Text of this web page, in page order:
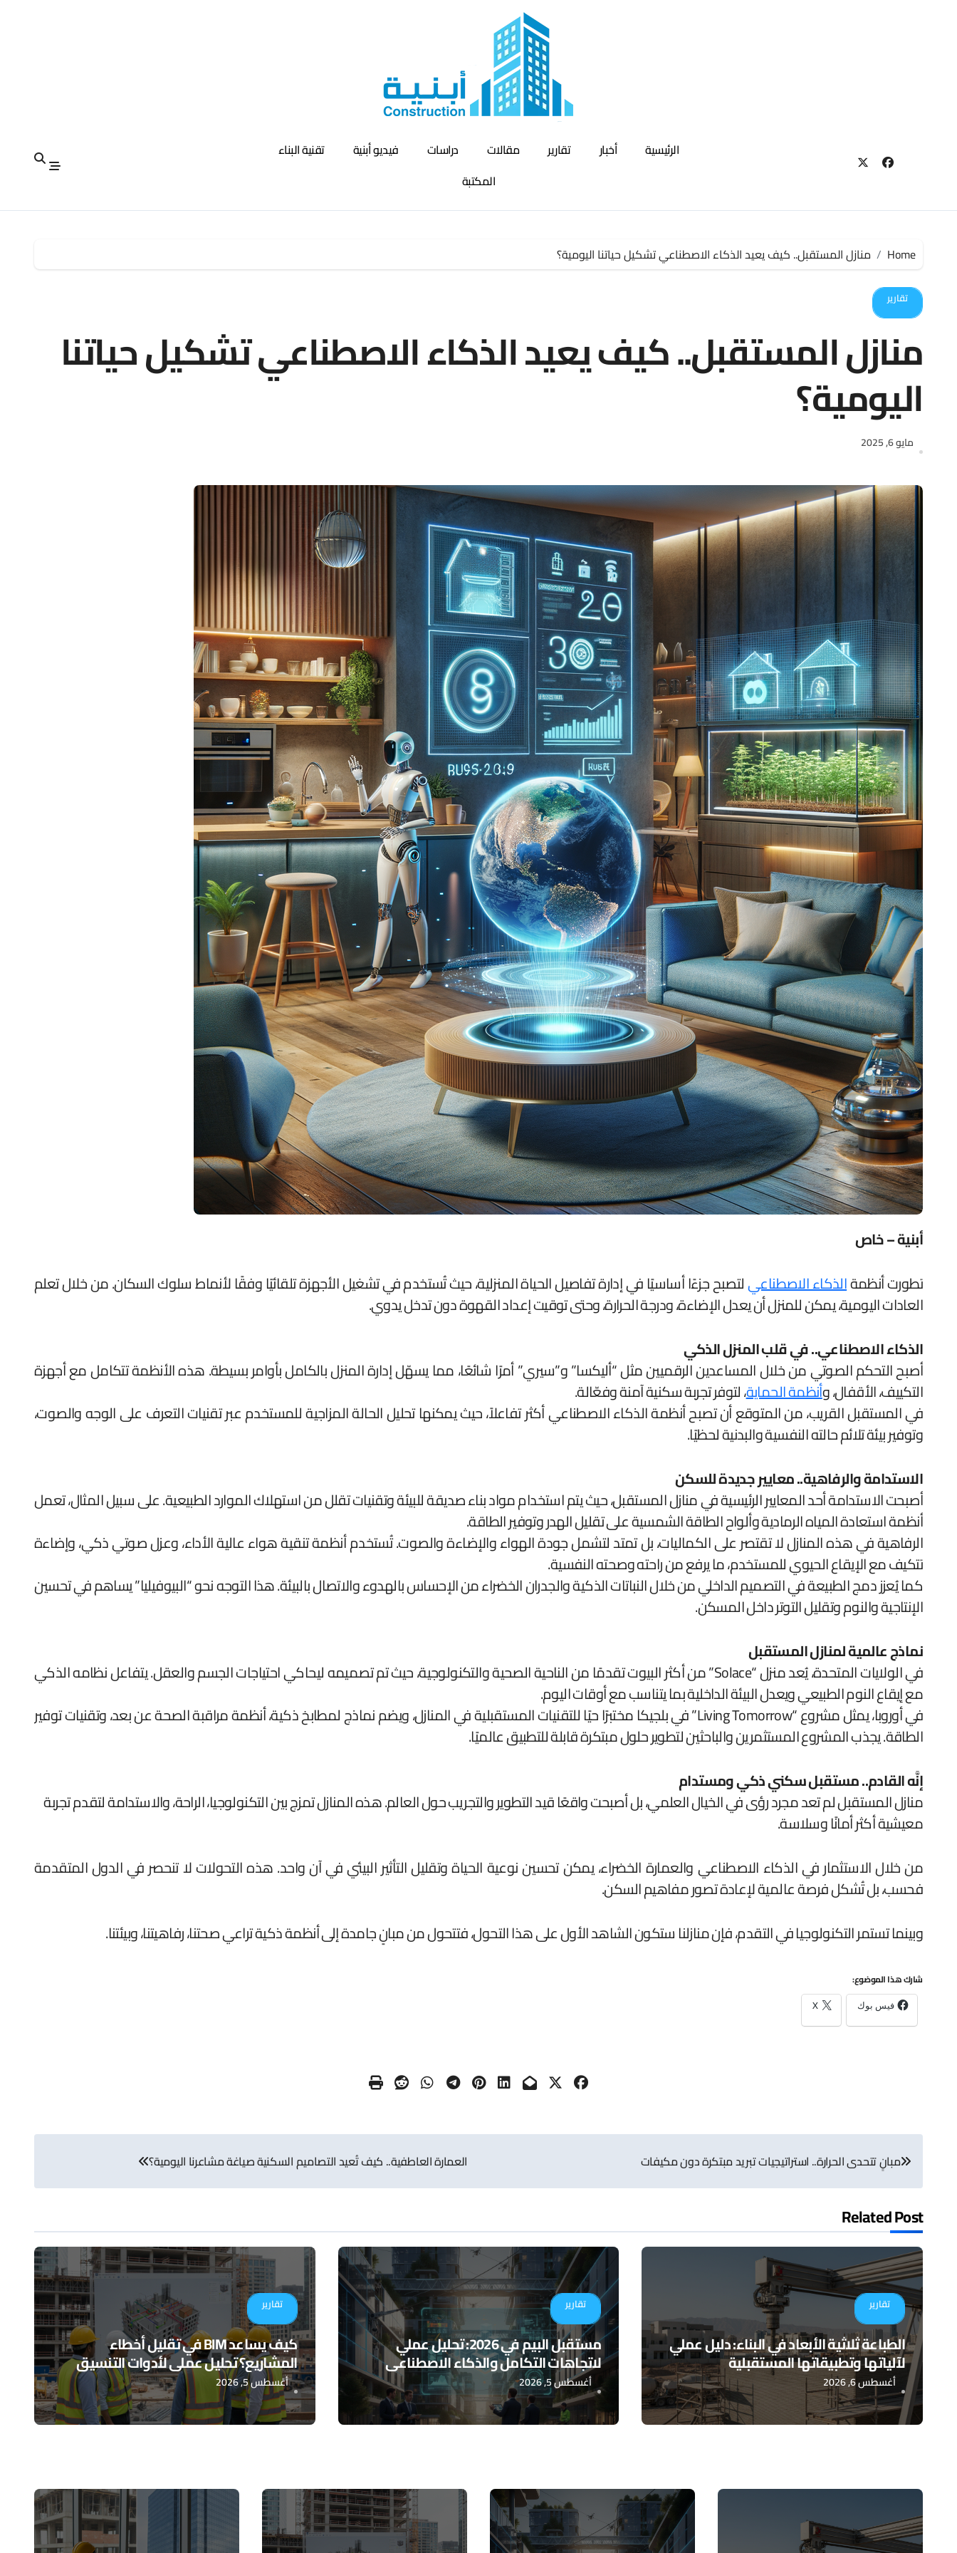
الرئيسية أخبار تقارير مقالات دراسات فيديو أبنية
تقنية البناء
المكتبة
Home منازل المستقبل.. كيف يعيد الذكاء الاصطناعي تشكيل حياتنا اليومية؟
تقارير
منازل المستقبل.. كيف يعيد الذكاء الاصطناعي تشكيل حياتنا
اليومية؟
مايو 6, 2025
أبنية – خاص
تطورت أنظمةالذكاء الاصطناعيلتصبح جزءًا أساسيًا في إدارة تفاصيل الحياة المنزلية، حيث تُستخدم في تشغيل الأجهزة تلقائيًا وفقًا لأنماط سلوك السكان. من خلال تعلم
العادات اليومية، يمكن للمنزل أن يعدل الإضاءة، ودرجة الحرارة، وحتى توقيت إعداد القهوة دون تدخل يدوي.
الذكاء الاصطناعي.. في قلب المنزل الذكي
أصبح التحكم الصوتي من خلال المساعدين الرقميين مثل “أليكسا” و”سيري” أمرًا شائعًا، مما يسهّل إدارة المنزل بالكامل بأوامر بسيطة. هذه الأنظمة تتكامل مع أجهزة
التكييف، الأقفال، وأنظمة الحماية، لتوفر تجربة سكنية آمنة وفعّالة.
في المستقبل القريب، من المتوقع أن تصبح أنظمة الذكاء الاصطناعي أكثر تفاعلاً، حيث يمكنها تحليل الحالة المزاجية للمستخدم عبر تقنيات التعرف على الوجه والصوت،
وتوفير بيئة تلائم حالته النفسية والبدنية لحظيًا.
الاستدامة والرفاهية.. معايير جديدة للسكن
أصبحت الاستدامة أحد المعايير الرئيسية في منازل المستقبل، حيث يتم استخدام مواد بناء صديقة للبيئة وتقنيات تقلل من استهلاك الموارد الطبيعية. على سبيل المثال، تعمل
أنظمة استعادة المياه الرمادية وألواح الطاقة الشمسية على تقليل الهدر وتوفير الطاقة.
الرفاهية في هذه المنازل لا تقتصر على الكماليات، بل تمتد لتشمل جودة الهواء والإضاءة والصوت. تُستخدم أنظمة تنقية هواء عالية الأداء، وعزل صوتي ذكي، وإضاءة
تتكيف مع الإيقاع الحيوي للمستخدم، ما يرفع من راحته وصحته النفسية.
كما يُعزز دمج الطبيعة في التصميم الداخلي من خلال النباتات الذكية والجدران الخضراء من الإحساس بالهدوء والاتصال بالبيئة. هذا التوجه نحو “البيوفيليا” يساهم في تحسين
الإنتاجية والنوم وتقليل التوتر داخل المسكن.
نماذج عالمية لمنازل المستقبل
في الولايات المتحدة، يُعد منزل “Solace” من أكثر البيوت تقدمًا من الناحية الصحية والتكنولوجية، حيث تم تصميمه ليحاكي احتياجات الجسم والعقل. يتفاعل نظامه الذكي
مع إيقاع النوم الطبيعي ويعدل البيئة الداخلية بما يتناسب مع أوقات اليوم.
في أوروبا، يمثل مشروع “Living Tomorrow” في بلجيكا مختبرًا حيًا للتقنيات المستقبلية في المنازل، ويضم نماذج لمطابخ ذكية، أنظمة مراقبة الصحة عن بعد، وتقنيات توفير
الطاقة. يجذب المشروع المستثمرين والباحثين لتطوير حلول مبتكرة قابلة للتطبيق عالميًا.
إنَّه القادم.. مستقبل سكني ذكي ومستدام
منازل المستقبل لم تعد مجرد رؤى في الخيال العلمي، بل أصبحت واقعًا قيد التطوير والتجريب حول العالم. هذه المنازل تمزج بين التكنولوجيا، الراحة، والاستدامة لتقدم تجربة
معيشية أكثر أمانًا وسلاسة.
من خلال الاستثمار في الذكاء الاصطناعي والعمارة الخضراء، يمكن تحسين نوعية الحياة وتقليل التأثير البيئي في آن واحد. هذه التحولات لا تنحصر في الدول المتقدمة
فحسب، بل تُشكل فرصة عالمية لإعادة تصور مفاهيم السكن.
وبينما تستمر التكنولوجيا في التقدم، فإن منازلنا ستكون الشاهد الأول على هذا التحول، فتتحول من مبانٍ جامدة إلى أنظمة ذكية تراعي صحتنا، رفاهيتنا، وبيئتنا.
شارك هذا الموضوع:
فيس بوك X
تصفّح
المقالات
مبانٍ تتحدى الحرارة.. استراتيجيات تبريد مبتكرة دون مكيفات العمارة العاطفية.. كيف تُعيد التصاميم السكنية صياغة مشاعرنا اليومية؟
Related Post
تقارير
الطباعة ثلاثية الأبعاد في البناء: دليل عملي
لآلياتها وتطبيقاتها المستقبلية
أغسطس 6, 2026
تقارير
مستقبل البيم في 2026: تحليل عملي
لاتجاهات التكامل والذكاء الاصطناعي
أغسطس 5, 2026
تقارير
كيف يساعد BIM في تقليل أخطاء
المشاريع؟ تحليل عملي لأدوات التنسيق
الرقمي
أغسطس 5, 2026